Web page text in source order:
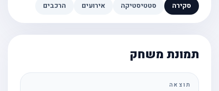
סקירה סטטיסטיקה אירועים הרכבים
תמונת משחק
תוצאה